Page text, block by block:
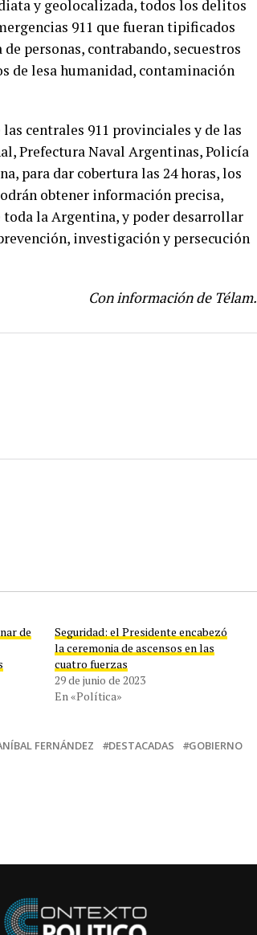
y geolocalizada, todos los delitos
911 que fueran tipificados
personas, contrabando, secuestros
de lesa humanidad, contaminación
centrales 911 provinciales y de las
Prefectura Naval Argentinas, Policía
para dar cobertura las 24 horas, los
obtener información precisa,
la Argentina, y poder desarrollar
investigación y persecución
Con información de Télam.
de
Seguridad: el Presidente encabezó
la ceremonia de ascensos en las
cuatro fuerzas
29 de junio de 2023
En «Política»
FERNÁNDEZ DESTACADAS
GOBIERNO